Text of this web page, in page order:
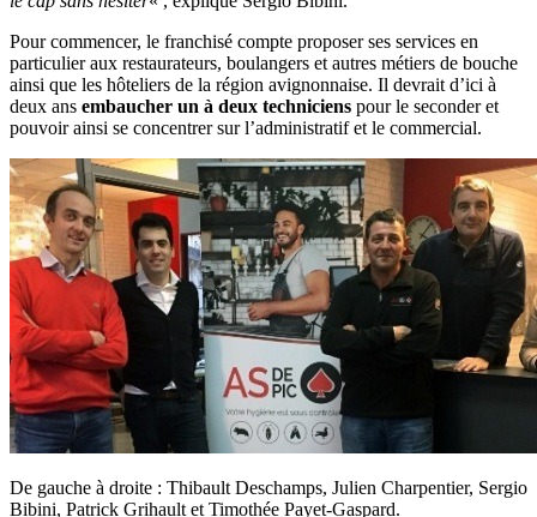
Pour commencer, le franchisé compte proposer ses services en
particulier aux restaurateurs, boulangers et autres métiers de bouche
ainsi que les hôteliers de la région avignonnaise. Il devrait d’ici à
deux ans embaucher un à deux techniciens pour le seconder et
pouvoir ainsi se concentrer sur l’administratif et le commercial.
De gauche à droite : Thibault Deschamps, Julien Charpentier, Sergio
Bibini, Patrick Grihault et Timothée Payet-Gaspard.